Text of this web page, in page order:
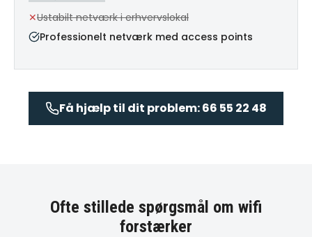
✕Ustabilt netværk i erhvervslokal
Professionelt netværk med access points
Få hjælp til dit problem: 66 55 22 48
Ofte stillede spørgsmål om wifi
forstærker